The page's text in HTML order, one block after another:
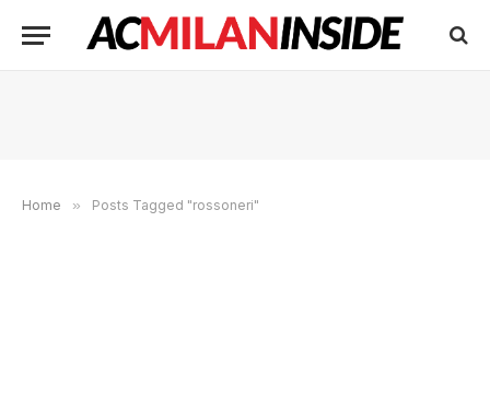
Home » Posts Tagged "rossoneri"